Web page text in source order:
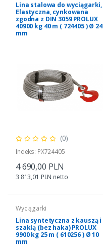
Lina stalowa do wyciągarki,
Elastyczna, cynkowana
zgodna z DIN 3059 PROLUX
40900 kg 40 m ( 724405 ) Ø 24
mm
(0)
Indeks: PX724405
4 690,00 PLN
3 813,01 PLN netto
Wyciągarki
Lina syntetyczna z kauszą i
szaklą (bez haka) PROLUX
9900 kg 25 m ( 610256 ) Ø 10
mm